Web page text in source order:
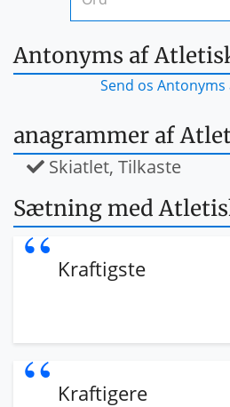
Antonyms af
Send os Antonyms
anagrammer af
Skiatlet, Tilkaste
Sætning med
Kraftigste
Kraftigere